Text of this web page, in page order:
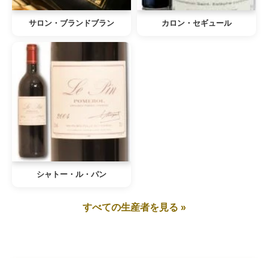
サロン・ブランドブラン カロン・セギュール
シャトー・ル・パン
すべての生産者を見る »